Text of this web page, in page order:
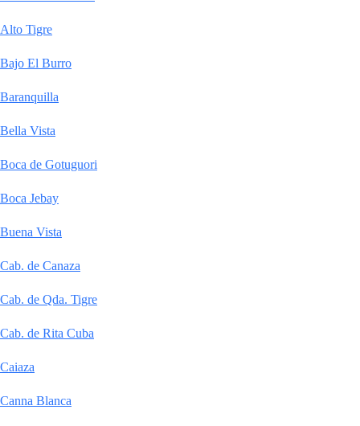
Alto Tigre
Bajo El Burro
Baranquilla
Bella Vista
Boca de Gotuguori
Boca Jebay
Buena Vista
Cab. de Canaza
Cab. de Qda. Tigre
Cab. de Rita Cuba
Caiaza
Canna Blanca